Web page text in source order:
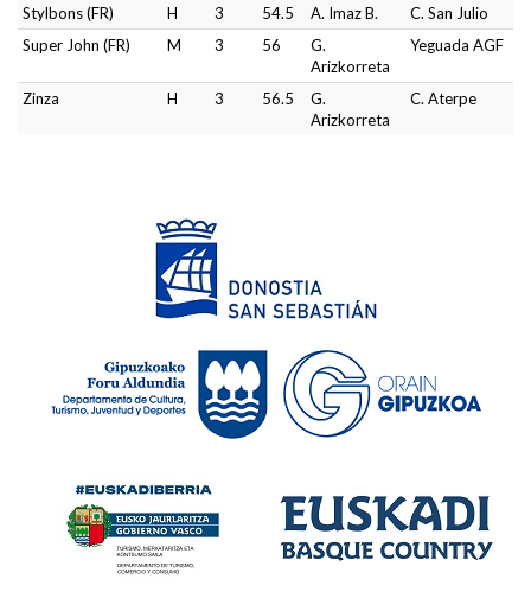
Stylbons (FR)
H 3 54.5 A. Imaz B.
C. San Julio
Super John (FR)
M 3 56
G.
Arizkorreta
Yeguada AGF
Zinza H 3 56.5
G.
Arizkorreta
C. Aterpe